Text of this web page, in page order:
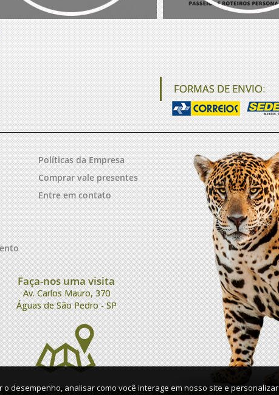
FORMAS DE ENVIO:
Políticas da Empresa
Comprar vale presentes
Entre em contato
Faça-nos uma visita
Av. Carlos Mauro, 370
Águas de São Pedro - SP
desempenho, analisar como você interage em nosso site e personalizar